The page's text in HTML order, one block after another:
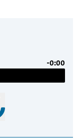
-0:00